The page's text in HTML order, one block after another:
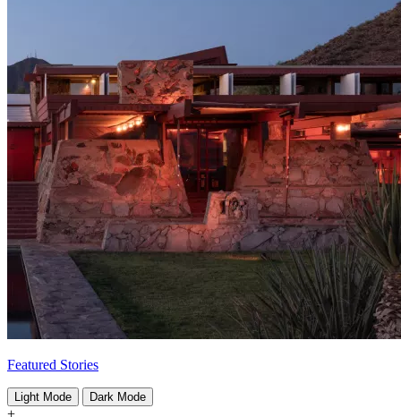
Featured Stories
Light Mode Dark Mode
+